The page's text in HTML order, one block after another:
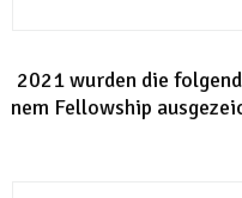
2021 wurden die
Fellowship